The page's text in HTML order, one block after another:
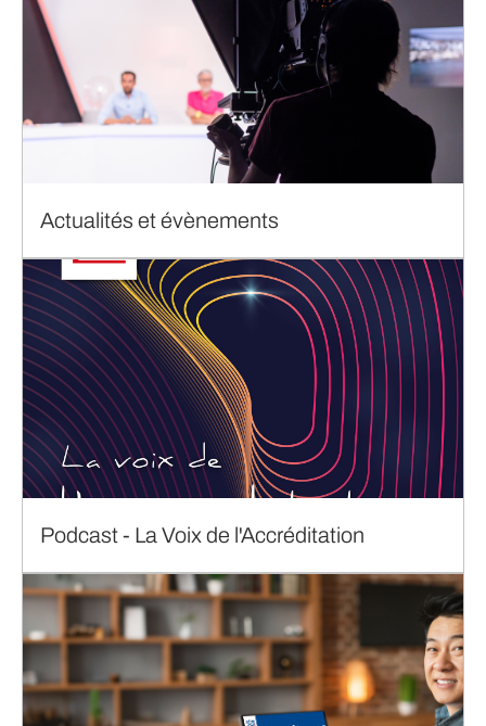
Actualités et évènements
Podcast - La Voix de l'Accréditation